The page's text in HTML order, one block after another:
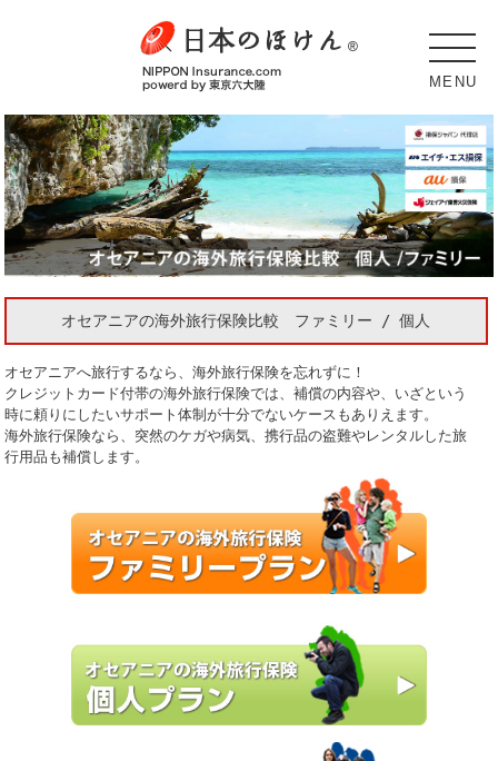
MENU
オセアニアの海外旅行保険比較 ファミリー / 個人
オセアニアへ旅行するなら、海外旅行保険を忘れずに！
クレジットカード付帯の海外旅行保険では、補償の内容や、いざという
時に頼りにしたいサポート体制が十分でないケースもありえます。
海外旅行保険なら、突然のケガや病気、携行品の盗難やレンタルした旅
行用品も補償します。